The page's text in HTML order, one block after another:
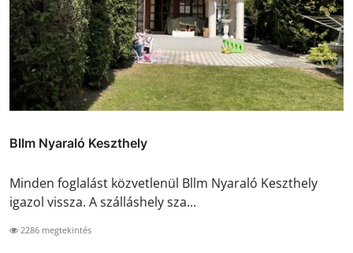
Bllm Nyaraló Keszthely
Minden foglalást közvetlenül Bllm Nyaraló Keszthely
igazol vissza. A szálláshely sza...
2286 megtekintés